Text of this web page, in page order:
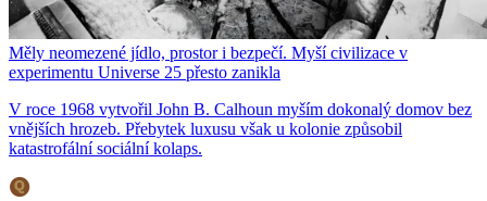
Měly neomezené jídlo, prostor i bezpečí. Myší civilizace v
experimentu Universe 25 přesto zanikla
V roce 1968 vytvořil John B. Calhoun myším dokonalý domov bez
vnějších hrozeb. Přebytek luxusu však u kolonie způsobil
katastrofální sociální kolaps.